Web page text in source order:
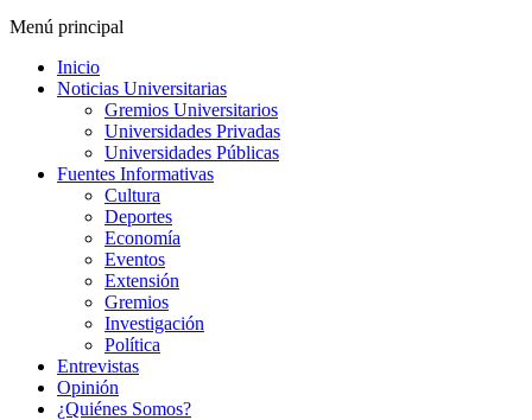
Menú principal
Inicio
Noticias Universitarias
Gremios Universitarios
Universidades Privadas
Universidades Públicas
Fuentes Informativas
Cultura
Deportes
Economía
Eventos
Extensión
Gremios
Investigación
Política
Entrevistas
Opinión
¿Quiénes Somos?